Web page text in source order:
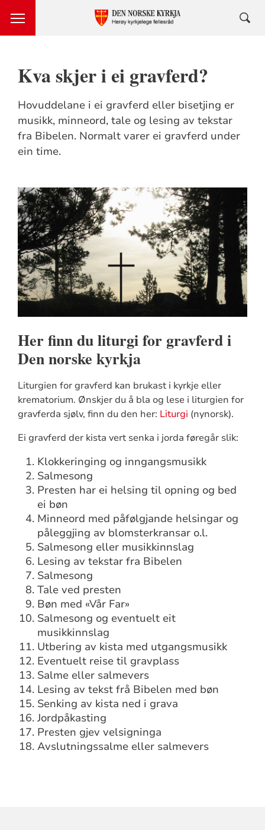
Kva skjer i ei gravferd?
Hovuddelane i ei gravferd eller bisetjing er
musikk, minneord, tale og lesing av tekstar
fra Bibelen. Normalt varer ei gravferd under
ein time.
Her finn du liturgi for gravferd i
Den norske kyrkja
Liturgien for gravferd kan brukast i kyrkje eller
krematorium. Ønskjer du å bla og lese i liturgien for
gravferda sjølv, finn du den her: Liturgi (nynorsk).
Ei gravferd der kista vert senka i jorda føregår slik:
Klokkeringing og inngangsmusikk
Salmesong
Presten har ei helsing til opning og bed
ei bøn
Minneord med påfølgjande helsingar og
påleggjing av blomsterkransar o.l.
Salmesong eller musikkinnslag
Lesing av tekstar fra Bibelen
Salmesong
Tale ved presten
Bøn med «Vår Far»
Salmesong og eventuelt eit
musikkinnslag
Utbering av kista med utgangsmusikk
Eventuelt reise til gravplass
Salme eller salmevers
Lesing av tekst frå Bibelen med bøn
Senking av kista ned i grava
Jordpåkasting
Presten gjev velsigninga
Avslutningssalme eller salmevers